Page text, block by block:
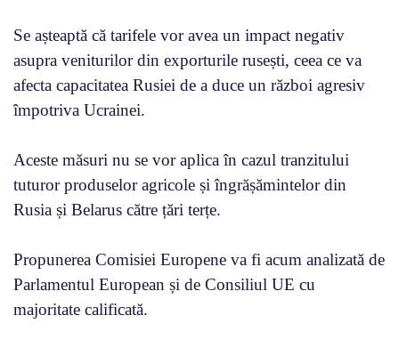
Se așteaptă că tarifele vor avea un impact negativ
asupra veniturilor din exporturile rusești, ceea ce va
afecta capacitatea Rusiei de a duce un război agresiv
împotriva Ucrainei.
Aceste măsuri nu se vor aplica în cazul tranzitului
tuturor produselor agricole și îngrășămintelor din
Rusia și Belarus către țări terțe.
Propunerea Comisiei Europene va fi acum analizată de
Parlamentul European și de Consiliul UE cu
majoritate calificată.